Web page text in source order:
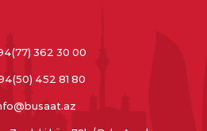
362 30 00
452 81 80